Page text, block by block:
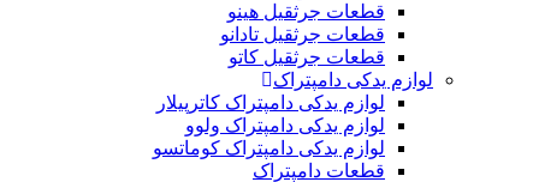
قطعات جرثقیل هینو
قطعات جرثقیل تادانو
قطعات جرثقیل کاتو
لوازم یدکی دامپتراک
لوازم یدکی دامپتراک کاترپیلار
لوازم یدکی دامپتراک ولوو
لوازم یدکی دامپتراک کوماتسو
قطعات دامپتراک